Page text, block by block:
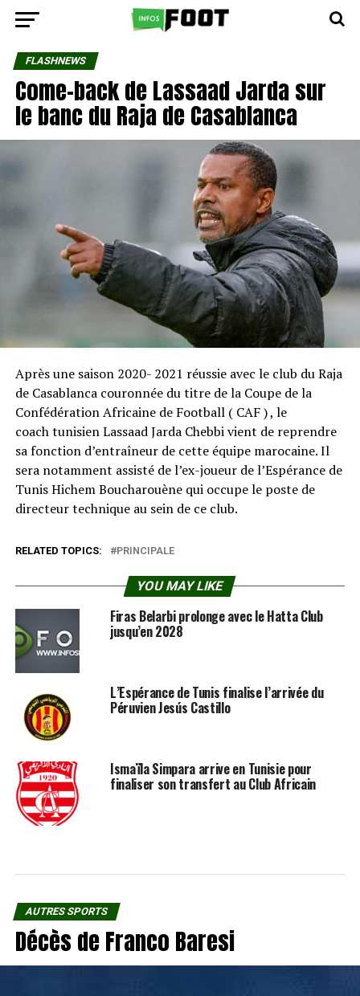
FLASHNEWS
Come-back de Lassaad Jarda sur
le banc du Raja de Casablanca
Après une saison 2020- 2021 réussie avec le club du Raja
de Casablanca couronnée du titre de la Coupe de la
Confédération Africaine de Football ( CAF ) , le
coach tunisien Lassaad Jarda Chebbi vient de reprendre
sa fonction d’entraîneur de cette équipe marocaine. Il
sera notamment assisté de l’ex-joueur de l’Espérance de
Tunis Hichem Boucharouène qui occupe le poste de
directeur technique au sein de ce club.
RELATED TOPICS: PRINCIPALE
YOU MAY LIKE
Firas Belarbi prolonge avec le Hatta Club
jusqu’en 2028
L’Espérance de Tunis finalise l’arrivée du
Péruvien Jesús Castillo
Ismaïla Simpara arrive en Tunisie pour
finaliser son transfert au Club Africain
AUTRES SPORTS
Décès de Franco Baresi